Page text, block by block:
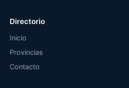
Directorio
Inicio
Provincias
Contacto